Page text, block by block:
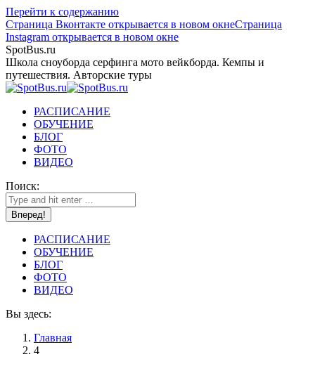
Перейти к содержанию
Страница Вконтакте открывается в новом окнеСтраница
Instagram открывается в новом окне
SpotBus.ru
Школа сноуборда серфинга мото вейкборда. Кемпы и
путешествия. Авторские туры
РАСПИСАНИЕ
ОБУЧЕНИЕ
БЛОГ
ФОТО
ВИДЕО
Поиск:
РАСПИСАНИЕ
ОБУЧЕНИЕ
БЛОГ
ФОТО
ВИДЕО
Вы здесь:
Главная
4